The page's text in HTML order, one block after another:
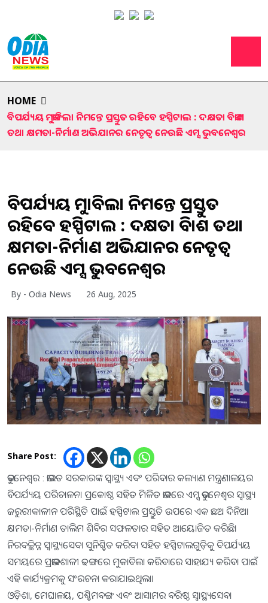
HOME
ବିପର୍ଯ୍ୟୟ ମୁକାବିଲା ନିମନ୍ତେ ପ୍ରସ୍ତୁତ ରହିବେ ହସ୍ପିଟାଲ : ଦକ୍ଷତା ବିକାଶ
ତଥା କ୍ଷମତା-ନିର୍ମାଣ ଅଭିଯାନର ନେତୃତ୍ୱ ନେଉଛି ଏମ୍ସ ଭୁବନେଶ୍ୱର
ବିପର୍ଯ୍ୟୟ ମୁକାବିଲା ନିମନ୍ତେ ପ୍ରସ୍ତୁତ
ରହିବେ ହସ୍ପିଟାଲ : ଦକ୍ଷତା ବିକାଶ ତଥା
କ୍ଷମତା-ନିର୍ମାଣ ଅଭିଯାନର ନେତୃତ୍ୱ
ନେଉଛି ଏମ୍ସ ଭୁବନେଶ୍ୱର
By - Odia News 26 Aug, 2025
Share Post:
ଭୁବନେଶ୍ୱର : ଭାରତ ସରକାରଙ୍କ ସ୍ୱାସ୍ଥ୍ୟ ଏବଂ ପରିବାର କଲ୍ୟାଣ ମନ୍ତ୍ରଣାଳୟର
ବିପର୍ଯ୍ୟୟ ପରିଚାଳନା ପ୍ରକୋଷ୍ଠ ସହିତ ମିଳିତ ଭାବରେ ଏମ୍ସ ଭୁବନେଶ୍ୱର ସ୍ୱାସ୍ଥ୍ୟ
ଜରୁରୀକାଳୀନ ପରିସ୍ଥିତି ପାଇଁ ହସ୍ପିଟାଲ ପ୍ରସ୍ତୁତି ଉପରେ ଏକ ଛଅ ଦିନିଆ
କ୍ଷମତା-ନିର୍ମାଣ ତାଲିମ ଶିବିର ସଫଳତାର ସହିତ ଆୟୋଜିତ କରିଛି।
ନିରବଚ୍ଛିନ୍ନ ସ୍ୱାସ୍ଥ୍ୟସେବା ସୁନିଶ୍ଚିତ କରିବା ସହିତ ହସ୍ପିଟାଲଗୁଡ଼ିକୁ ବିପର୍ଯ୍ୟୟ
ସମୟରେ ପ୍ରଭାବଶାଳୀ ଢଙ୍ଗରେ ମୁକାବିଲା କରିବାରେ ସାହାଯ୍ୟ କରିବା ପାଇଁ
ଏହି କାର୍ଯ୍ୟକ୍ରମକୁ ସଂରଚନା କରାଯାଇଥିଲା।
ଓଡ଼ିଶା, ମେଘାଳୟ, ପଶ୍ଚିମବଙ୍ଗ ଏବଂ ଆସାମର ବରିଷ୍ଠ ସ୍ୱାସ୍ଥ୍ୟସେବା